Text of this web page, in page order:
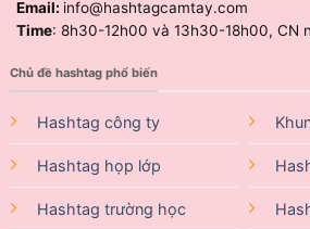
Email: info@hashtagcamtay.com
Time: 8h30-12h00 và 13h30-18h00, CN
Chủ đề hashtag phổ biến
Hashtag công ty
Hashtag họp lớp
Hashtag trường học